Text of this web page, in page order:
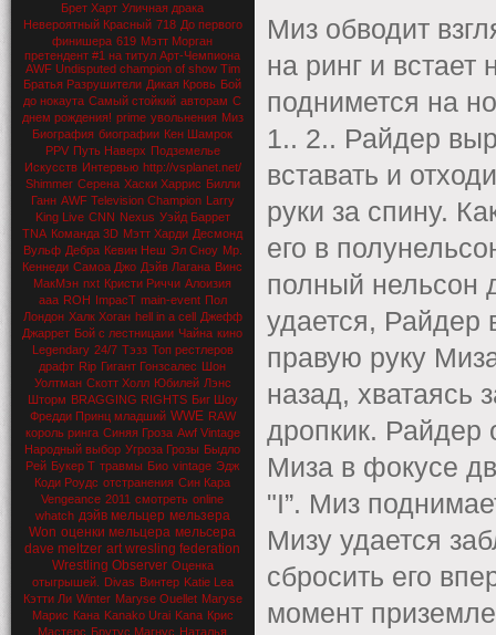
Брет Харт Уличная драка
Невероятный Красный 718 До первого
финишера 619 Мэтт Морган
претендент #1 на титул Арт-Чемпиона
AWF Undisputed champion of show Tim
Братья Разрушители Дикая Кровь Бой
до нокаута Самый стойкий авторам С
днем рождения! prime увольнения Миз
Биография биографии Кен Шамрок
PPV Путь Наверх Подземелье
Искусств Интервью http://vsplanet.net/
Shimmer Серена Хаски Харрис Билли
Ганн AWF Television Champion Larry
King Live CNN Nexus Уэйд Баррет
TNA Команда 3D Мэтт Харди Десмонд
Вульф Дебра Кевин Неш Эл Сноу Мр.
Кеннеди Самоа Джо Дэйв Лагана Винс
МакМэн nxt Кристи Риччи Алоизия
aaa ROH ImpacT main-event Пол
Лондон Халк Хоган hell in a cell Джефф
Джаррет Бой с лестницаии Чайна кино
Legendary 24/7 Тэзз Топ рестлеров
драфт Rip Гигант Гонзсалес Шон
Уолтман Скотт Холл Юбилей Лэнс
Шторм BRAGGING RIGHTS Биг Шоу
Фредди Принц младший WWE RAW
король ринга Синяя Гроза Awf Vintage
Народный выбор Угроза Грозы Быдло
Рей Букер Т травмы Био vintage Эдж
Коди Роудс отстранения Син Кара
Vengeance 2011 смотреть online
whatch дэйв мельцер мельзера
Won оценки мельцера мельсера
dave meltzer art wresling federation
Wrestling Observer Оценка
отыгрышей.
Divas Винтер Katie Lea
Кэтти Ли Winter Maryse Ouellet Maryse
Марис Кана Kanako Urai Kana Крис
Мастерс Брутус Магнус Наталья
Миз обводит
на ринг и встает
поднимется на
1.. 2.. Райдер
вставать и
руки за спину.
его в
полный нельсон
удается, Райдер
правую руку
назад, хватаясь
дропкик. Райдер
Миза в фокусе
"I”. Миз
Мизу удается
сбросить его
момент